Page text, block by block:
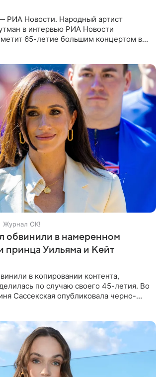
РИА Новости. Народный артист
в интервью РИА Новости
65-летие большим концертом в
Журнал OK!
обвинили в намеренном
принца Уильяма и Кейт
в копировании контента,
по случаю своего 45-летия. Во
Сассекская опубликовала черно-